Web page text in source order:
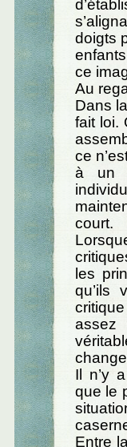
doigts
ce
Au
Dans
fait loi.
ce
à un
court.
les
qu’ils
assez
Il n’y
que le
Entre